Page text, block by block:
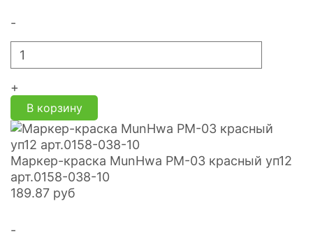
-
+
В корзину
Маркер-краска MunHwa PM-03 красный уп12
арт.0158-038-10
189.87 руб
-